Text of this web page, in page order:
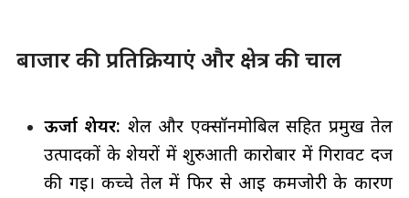
बाजार की प्रतिक्रियाएं और क्षेत्र की चाल
ऊर्जा शेयर: शेल और एक्सॉनमोबिल सहित प्रमुख तेल
उत्पादकों के शेयरों में शुरुआती कारोबार में गिरावट दर्ज
की गई। कच्चे तेल में फिर से आई कमजोरी के कारण